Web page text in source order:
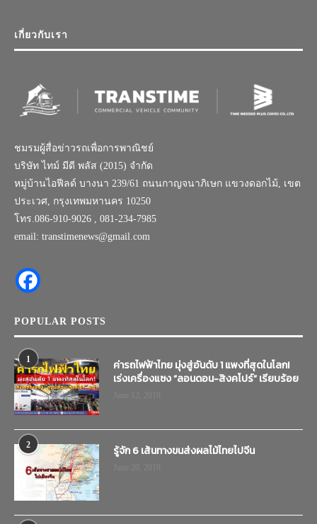
เกี่ยวกับเรา
ชมรมผู้สื่อข่าวรถเพื่อการพาณิชย์
บริษัท ไทม์ มีดี พลัส (2015) จำกัด
หมู่บ้านไอฟีลด์ บางนา 239/61 ถนนกาญจนาภิเษก แขวงดอกไม้, เขต
ประเวศ, กรุงเทพมหานคร 10250
โทร.086-910-9026 , 081-234-7985
email: transtimenews@gmail.com
POPULAR POSTS
1
ค่ารถไฟฟ้าไทย มุ่งสู่อันดับ 1 แพงที่สุดในโลก!
เร่งเครื่องแซง “ลอนดอน-สิงคโปร์” เรียบร้อย
2 รู้จัก 6 เส้นทางขนส่งผลไม้ไทยไปจีน